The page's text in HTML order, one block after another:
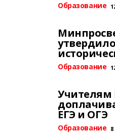
Образование
Образование
Учителям
ЕГЭ и ОГЭ
Образование